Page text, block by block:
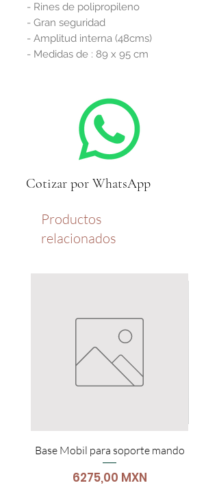
- Rines de polipropileno
- Gran seguridad
- Amplitud interna (48cms)
- Medidas de : 89 x 95 cm
Cotizar por WhatsApp
Productos
relacionados
Base Mobil para soporte mando
Precio
6275,00 MXN